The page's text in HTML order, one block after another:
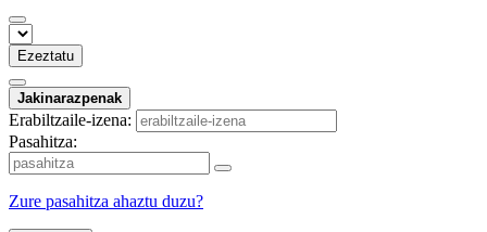
Ezeztatu
Jakinarazpenak
Erabiltzaile-izena:
Pasahitza:
Zure pasahitza ahaztu duzu?